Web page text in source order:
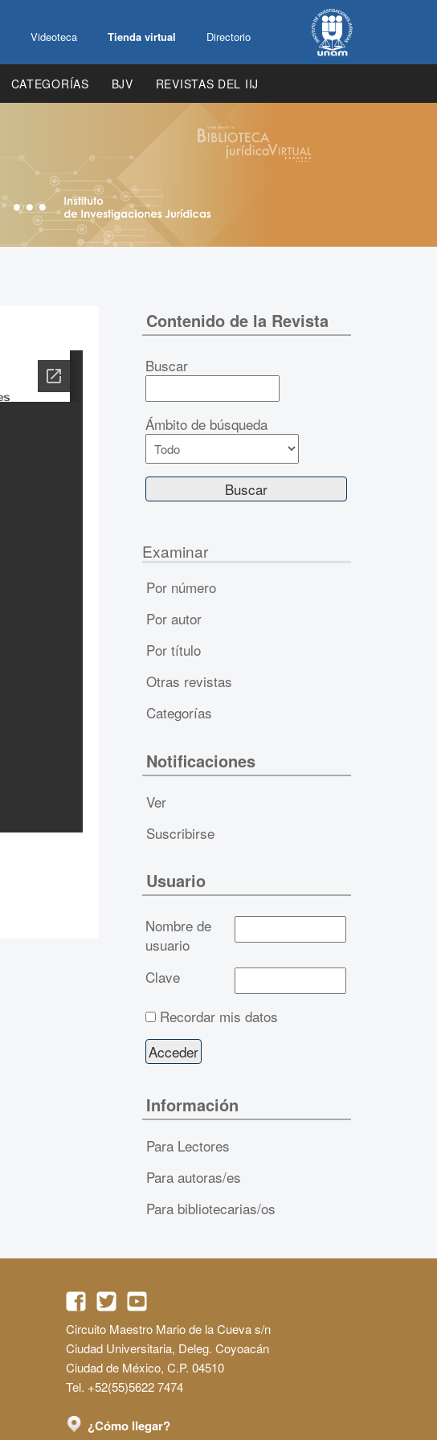
Videoteca Tienda virtual Directorio
CATEGORÍAS BJV REVISTAS DEL IIJ
Contenido de la Revista
Buscar
Ámbito de búsqueda
Examinar
Por número
Por autor
Por título
Otras revistas
Categorías
Notificaciones
Ver
Suscribirse
Usuario
Nombre de
usuario
Clave
Recordar mis datos
Información
Para Lectores
Para autoras/es
Para bibliotecarias/os
Circuito Maestro Mario de la Cueva s/n
Ciudad Universitaria, Deleg. Coyoacán
Ciudad de México, C.P. 04510
Tel. +52(55)5622 7474
¿Cómo llegar?